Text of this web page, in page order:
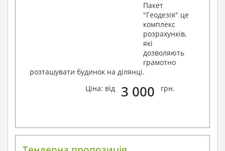
Пакет
"Геодезія" це
комплекс
розрахунків,
які
дозволяють
грамотно
розташувати будинок на ділянці.
Ціна: від
3 000 грн.